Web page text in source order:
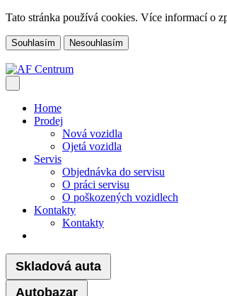
Tato stránka používá cookies. Více informací o
Souhlasím Nesouhlasím
Home
Prodej
Nová vozidla
Ojetá vozidla
Servis
Objednávka do servisu
O práci servisu
O poškozených vozidlech
Kontakty
Kontakty
Skladová auta
Autobazar